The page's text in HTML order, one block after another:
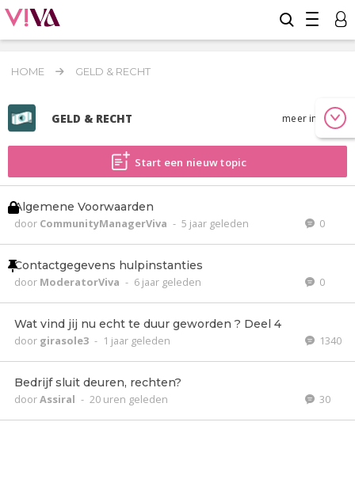
HOME GELD & RECHT
GELD & RECHT meer info
Start een nieuw topic
Algemene Voorwaarden
door CommunityManagerViva - 5 jaar geleden 0
Contactgegevens hulpinstanties
door ModeratorViva - 6 jaar geleden 0
Wat vind jij nu echt te duur geworden ? Deel 4
door girasole3 - 1 jaar geleden 1340
Bedrijf sluit deuren, rechten?
doorAssiral - 20 uren geleden 30